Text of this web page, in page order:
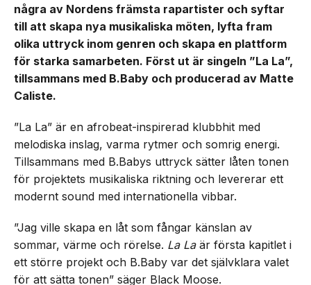
några av Nordens främsta rapartister och syftar
till att skapa nya musikaliska möten, lyfta fram
olika uttryck inom genren och skapa en plattform
för starka samarbeten. Först ut är singeln ”La La”,
tillsammans med B.Baby och producerad av Matte
Caliste.
”La La” är en afrobeat-inspirerad klubbhit med
melodiska inslag, varma rytmer och somrig energi.
Tillsammans med B.Babys uttryck sätter låten tonen
för projektets musikaliska riktning och levererar ett
modernt sound med internationella vibbar.
”Jag ville skapa en låt som fångar känslan av
sommar, värme och rörelse. La Laär första kapitlet i
ett större projekt och B.Baby var det självklara valet
för att sätta tonen” säger Black Moose.